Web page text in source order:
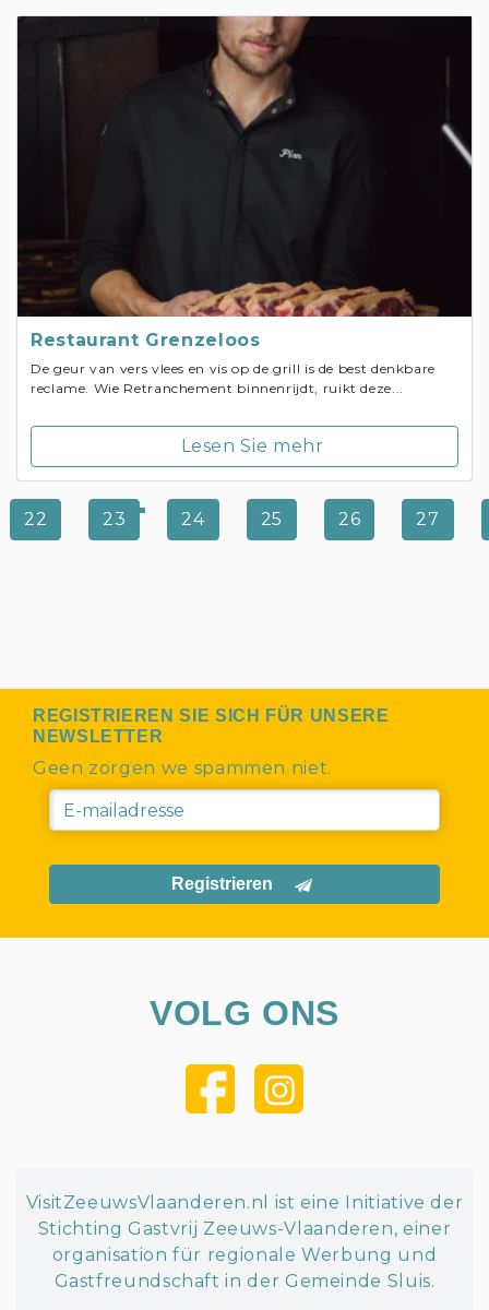
Restaurant Grenzeloos
De geur van vers vlees en vis op de grill is de best denkbare
reclame. Wie Retranchement binnenrijdt, ruikt deze...
Lesen Sie mehr
22 23 24 25 26 27
REGISTRIEREN SIE SICH FÜR UNSERE
NEWSLETTER
Geen zorgen we spammen niet.
Registrieren
VOLG ONS
VisitZeeuwsVlaanderen.nl ist eine Initiative der
Stichting Gastvrij Zeeuws-Vlaanderen, einer
organisation für regionale Werbung und
Gastfreundschaft in der Gemeinde Sluis.